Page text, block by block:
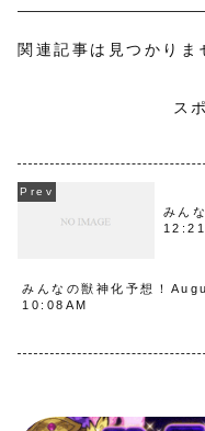
関連記事は見つかりま
ス
みん
みんなの獣神化予想！
10:08AM